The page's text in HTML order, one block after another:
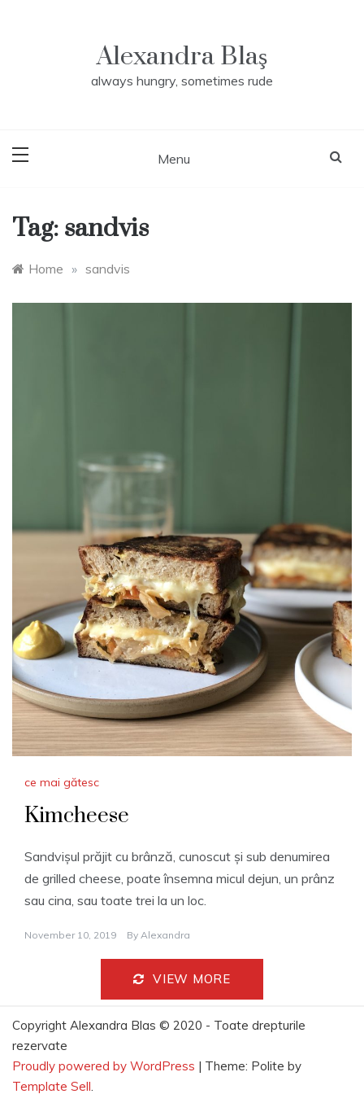
Alexandra Blaş
always hungry, sometimes rude
Menu
Tag: sandvis
Home » sandvis
ce mai gătesc
Kimcheese
Sandvișul prăjit cu brânză, cunoscut și sub denumirea
de grilled cheese, poate însemna micul dejun, un prânz
sau cina, sau toate trei la un loc.
November 10, 2019 By Alexandra
VIEW MORE
Copyright Alexandra Blas © 2020 - Toate drepturile
rezervate
Proudly powered by WordPress | Theme: Polite by
Template Sell